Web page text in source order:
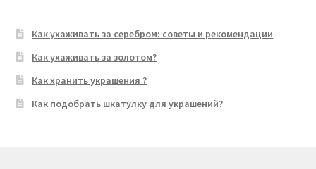
Как ухаживать за серебром: советы и рекомендации
Как ухаживать за золотом?
Как хранить украшения ?
Как подобрать шкатулку для украшений?